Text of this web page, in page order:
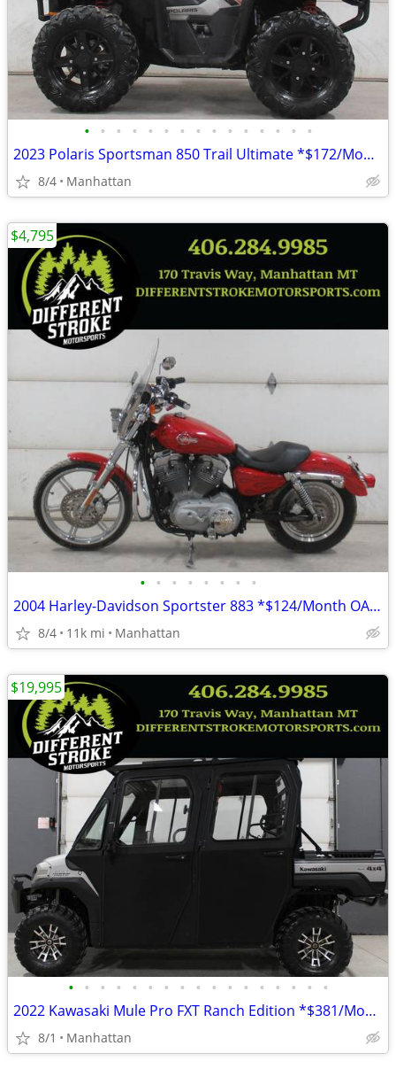
• • • • • • • • • • • • • • •
2023 Polaris Sportsman 850 Trail Ultimate *$172/Month OAC $0 Down*
8/4 Manhattan
• • • • • • • •
2004 Harley-Davidson Sportster 883 *$124/Month OAC $0 Down*
8/4 11k mi Manhattan
$4,795
• • • • • • • • • • • • • • • • •
2022 Kawasaki Mule Pro FXT Ranch Edition *$381/Month OAC $0 Down*
8/1 Manhattan
$19,995